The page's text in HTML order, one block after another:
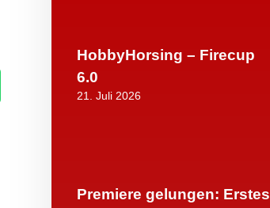
HobbyHorsing – Firecup
6.0
21. Juli 2026
Premiere gelungen: Erstes